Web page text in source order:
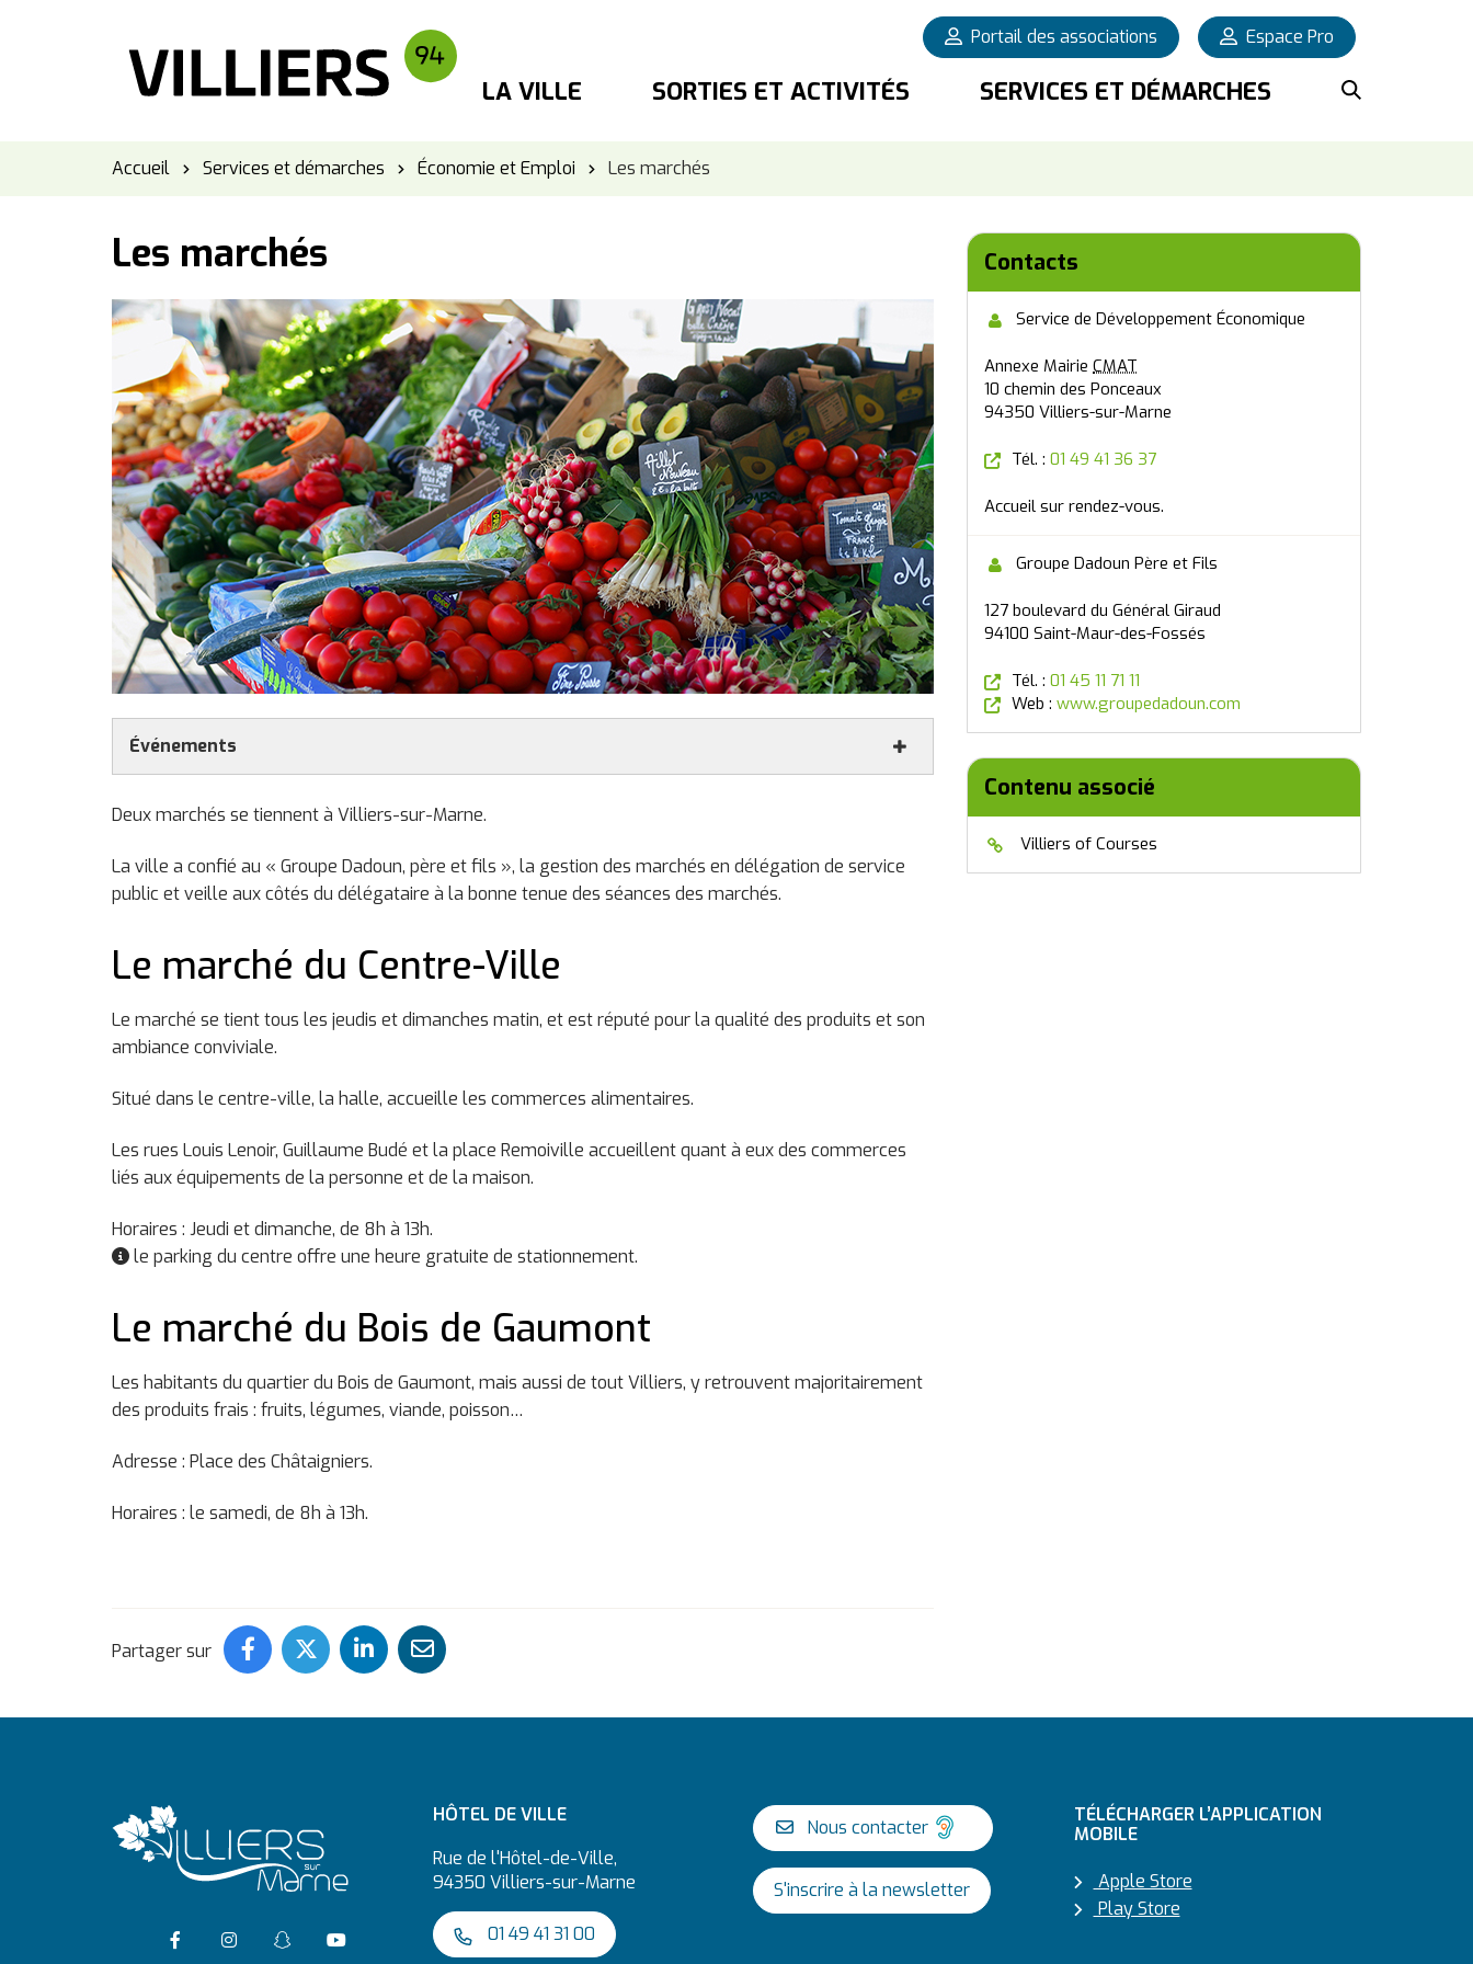
Portail des associations Espace Pro
LA VILLE SORTIES ET ACTIVITÉS SERVICES ET DÉMARCHES OUVRIR
Accueil Services et démarches Économie et Emploi Les marchés
Les marchés
Événements
Animation pédagogique sur la réduction du plastique, dimanche 13 septembre
Animations de Noël dimanche 20 décembre 2026 de 9h à 13h au marché du
Deux marchés se tiennent à Villiers-sur-Marne.
La ville a confié au « Groupe Dadoun, père et fils », la gestion des marchés en délégation de service
public et veille aux côtés du délégataire à la bonne tenue des séances des marchés.
Le marché du Centre-Ville
Le marché se tient tous les jeudis et dimanches matin, et est réputé pour la qualité des produits et son
ambiance conviviale.
Situé dans le centre-ville, la halle, accueille les commerces alimentaires.
Les rues Louis Lenoir, Guillaume Budé et la place Remoiville accueillent quant à eux des commerces
liés aux équipements de la personne et de la maison.
Horaires : Jeudi et dimanche, de 8h à 13h.
le parking du centre offre une heure gratuite de stationnement.
Le marché du Bois de Gaumont
Les habitants du quartier du Bois de Gaumont, mais aussi de tout Villiers, y retrouvent majoritairement
des produits frais : fruits, légumes, viande, poisson…
Adresse : Place des Châtaigniers.
Horaires : le samedi, de 8h à 13h.
Contacts
Service de Développement Économique
Annexe Mairie CMAT
10 chemin des Ponceaux
94350 Villiers-sur-Marne
Tél. : 01 49 41 36 37(nouvelle fenêtre)
Accueil sur rendez-vous.
Groupe Dadoun Père et Fils
127 boulevard du Général Giraud
94100 Saint-Maur-des-Fossés
Tél. : 01 45 11 71 11
Web : www.groupedadoun.com
Contenu associé
Villiers of Courses
Partager sur Partager ce contenu sur Facebook
Partager ce contenu sur X
Partager ce contenu sur Linkedin
Partager ce contenu par mail
Accéder à la page Facebook
Suivre l'actualité de Villiers sur Instagram
Suivre l'actualité Jeunesse de la Ville sur Snapchat
Accéder à la chaîne Youtube
HÔTEL DE VILLE
Rue de l'Hôtel-de-Ville,
94350 Villiers-sur-Marne
01 49 41 31 00
Nous contacter
S'inscrire à la newsletter
TÉLÉCHARGER L’APPLICATION
MOBILE
Apple Store
Play Store